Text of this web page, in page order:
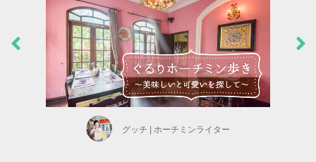
グッチ | ホーチミンライター